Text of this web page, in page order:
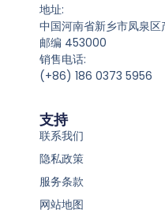
地址:
中国河南省新乡市凤泉区
邮编 453000
销售电话:
(+86) 186 0373 5956
支持
联系我们
隐私政策
服务条款
网站地图